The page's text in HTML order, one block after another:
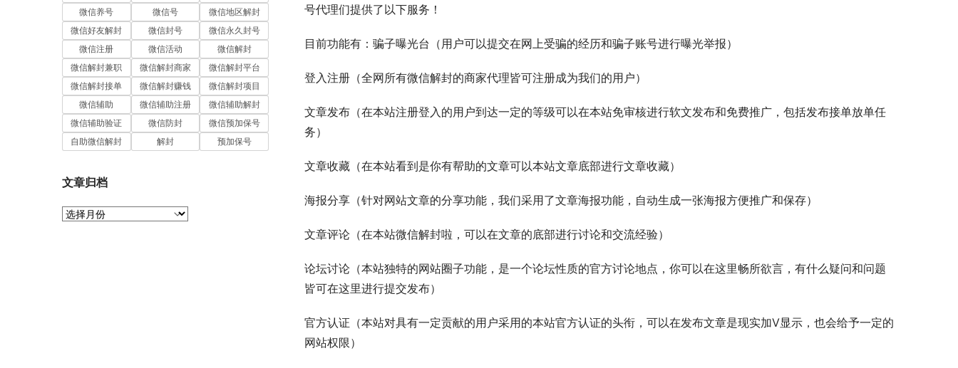
号代理们提供了以下服务！
目前功能有：骗子曝光台（用户可以提交在网上受骗的经历和骗子账号进行曝光举报）
登入注册（全网所有微信解封的商家代理皆可注册成为我们的用户）
文章发布（在本站注册登入的用户到达一定的等级可以在本站免审核进行软文发布和免费推广，包括发布接单放单任
务）
文章收藏（在本站看到是你有帮助的文章可以本站文章底部进行文章收藏）
海报分享（针对网站文章的分享功能，我们采用了文章海报功能，自动生成一张海报方便推广和保存）
文章评论（在本站微信解封啦，可以在文章的底部进行讨论和交流经验）
论坛讨论（本站独特的网站圈子功能，是一个论坛性质的官方讨论地点，你可以在这里畅所欲言，有什么疑问和问题
皆可在这里进行提交发布）
官方认证（本站对具有一定贡献的用户采用的本站官方认证的头衔，可以在发布文章是现实加V显示，也会给予一定的
网站权限）
微信养号
微信号
微信地区解封
微信好友解封
微信封号
微信永久封号
微信注册
微信活动
微信解封
微信解封兼职
微信解封商家
微信解封平台
微信解封接单
微信解封赚钱
微信解封项目
微信辅助
微信辅助注册
微信辅助解封
微信辅助验证
微信防封
微信预加保号
自助微信解封
解封 预加保号
文章归档
文